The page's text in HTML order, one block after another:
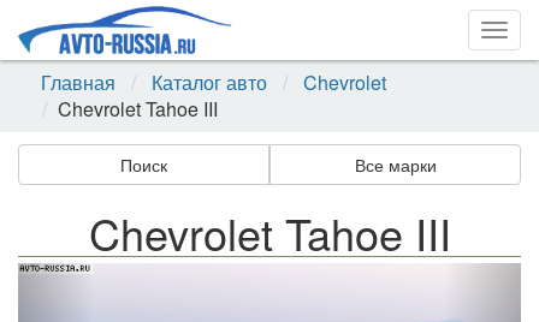
Главная
Каталог авто
Chevrolet
Chevrolet Tahoe III
Поиск Все марки
Chevrolet Tahoe III
Назад